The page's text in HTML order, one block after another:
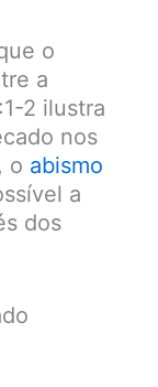
o
a
2 ilustra
nos
o abismo
a
dos